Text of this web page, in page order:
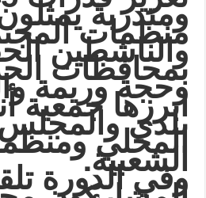
ومتدربة
منظمات
والناشطين
بمحافظات
وحجة وريمة
ابرزها جمعية
بلدي
المحلي
الشعبية.
وفي الدورة